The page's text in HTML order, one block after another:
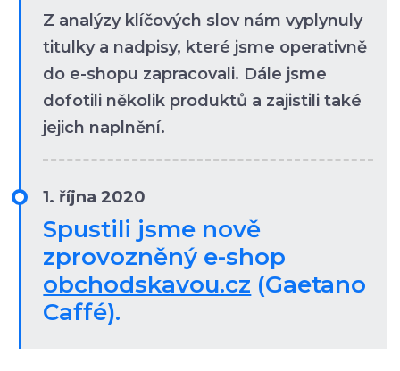
Z analýzy klíčových slov nám vyplynuly
titulky a nadpisy, které jsme operativně
do e-shopu zapracovali. Dále jsme
dofotili několik produktů a zajistili také
jejich naplnění.
1. října 2020
Spustili jsme nově
zprovozněný e-shop
obchodskavou.cz (Gaetano
Caffé).